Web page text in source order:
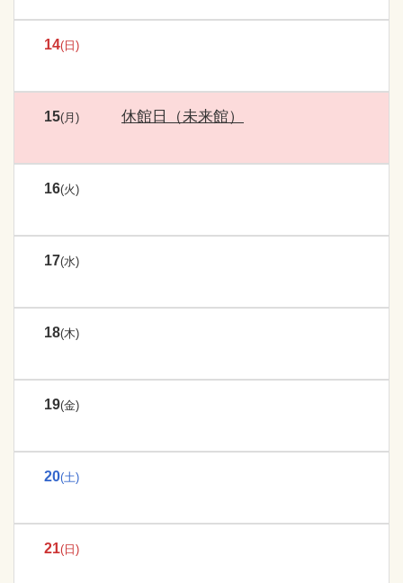
14(日)
15(月) 休館日（未来館）
16(火)
17(水)
18(木)
19(金)
20(土)
21(日)